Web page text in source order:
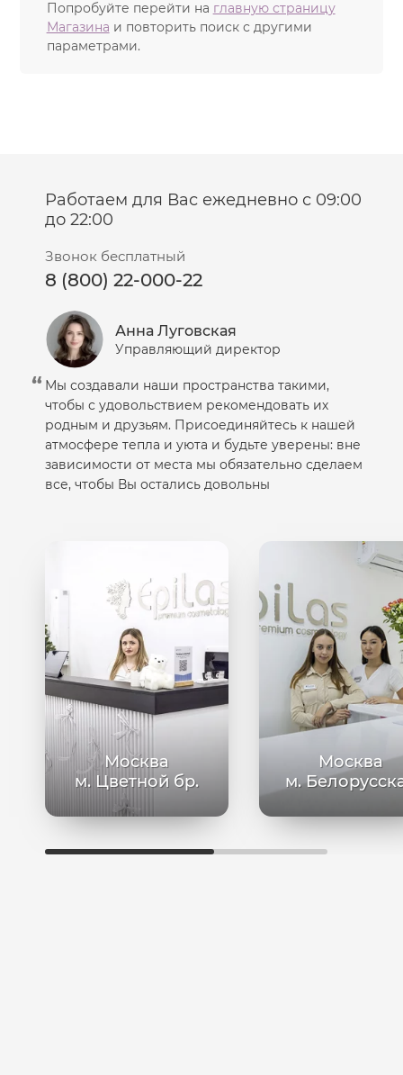
Попробуйте перейти на главную страницу
Магазина и повторить поиск с другими
параметрами.
Работаем для Вас ежедневно с 09:00
до 22:00
Звонок бесплатный
8 (800) 22-000-22
Анна Луговская
Управляющий директор
Мы создавали наши пространства такими,
чтобы с удовольствием рекомендовать их
родным и друзьям. Присоединяйтесь к нашей
атмосфере тепла и уюта и будьте уверены: вне
зависимости от места мы обязательно сделаем
все, чтобы Вы остались довольны